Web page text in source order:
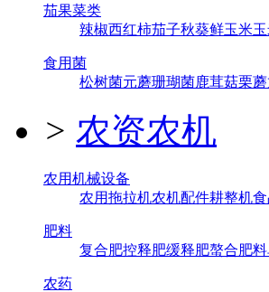
茄果菜类
辣椒西红柿茄子秋葵鲜玉米
食用菌
松树菌元蘑珊瑚菌鹿茸菇栗蘑
> 农资农机
农用机械设备
农用拖拉机农机配件耕整机
肥料
复合肥控释肥缓释肥螯合肥料
农药